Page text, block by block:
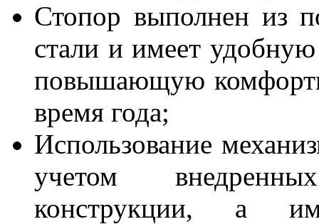
Стопор выполнен из
стали и имеет
повышающую
время года;
Использование
учетом
конструкции, а